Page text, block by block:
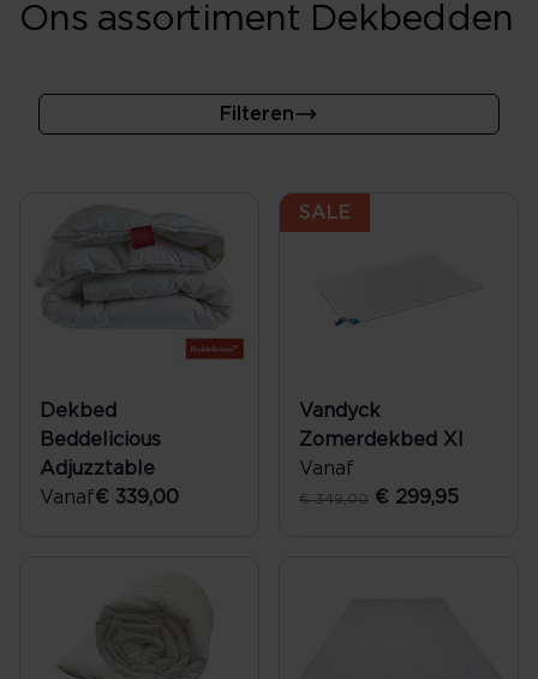
Ons assortiment Dekbedden
Filteren
Dekbed
Beddelicious
Adjuzztable
Vanaf€ 339,00
SALE
Vandyck
Zomerdekbed Xl
Vanaf
€ 349,00 € 299,95